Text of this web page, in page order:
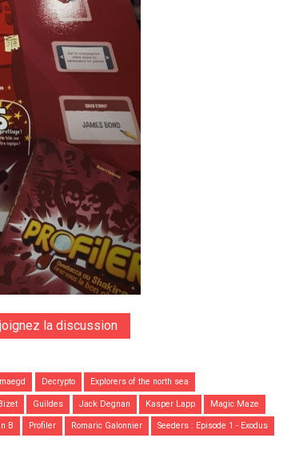
la discussion
Decrypto Explorers of the north sea
Guildes Jack Degnan Kasper Lapp Magic Maze
B Profiler Romaric Galonnier Seeders : Episode 1 - Exodus